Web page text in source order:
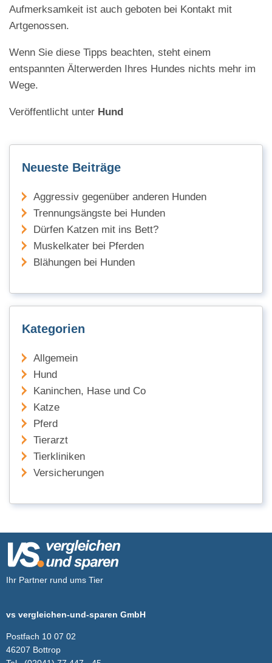
Aufmerksamkeit ist auch geboten bei Kontakt mit
Artgenossen.
Wenn Sie diese Tipps beachten, steht einem
entspannten Älterwerden Ihres Hundes nichts mehr im
Wege.
Veröffentlicht unter Hund
Neueste Beiträge
Aggressiv gegenüber anderen Hunden
Trennungsängste bei Hunden
Dürfen Katzen mit ins Bett?
Muskelkater bei Pferden
Blähungen bei Hunden
Kategorien
Allgemein
Hund
Kaninchen, Hase und Co
Katze
Pferd
Tierarzt
Tierkliniken
Versicherungen
Ihr Partner rund ums Tier
vs vergleichen-und-sparen GmbH
Postfach 10 07 02
46207 Bottrop